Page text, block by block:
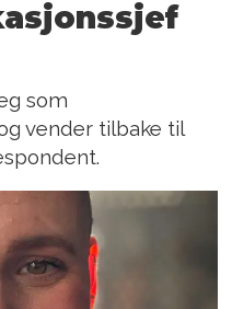
som
vender tilbake til